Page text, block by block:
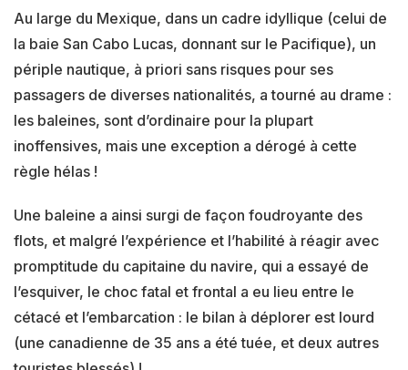
Au large du Mexique, dans un cadre idyllique (celui de
la baie San Cabo Lucas, donnant sur le Pacifique), un
périple nautique, à priori sans risques pour ses
passagers de diverses nationalités, a tourné au drame :
les baleines, sont d’ordinaire pour la plupart
inoffensives, mais une exception a dérogé à cette
règle hélas !
Une baleine a ainsi surgi de façon foudroyante des
flots, et malgré l’expérience et l’habilité à réagir avec
promptitude du capitaine du navire, qui a essayé de
l’esquiver, le choc fatal et frontal a eu lieu entre le
cétacé et l’embarcation : le bilan à déplorer est lourd
(une canadienne de 35 ans a été tuée, et deux autres